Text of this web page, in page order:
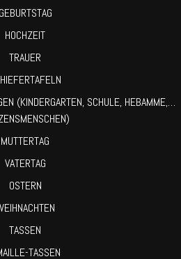
GEBURTSTAG
HOCHZEIT
TRAUER
(KINDERGARTEN, SCHULE, HEBAMME,…
MUTTERTAG
VATERTAG
OSTERN
TASSEN
TASSEN